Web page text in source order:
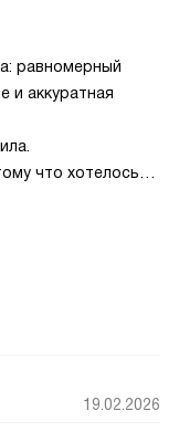
равномерный
и аккуратная
что хотелось
хлеб в
хорошо, корочка
работу с
по
& HIDE. На
вынуть19.02.2026